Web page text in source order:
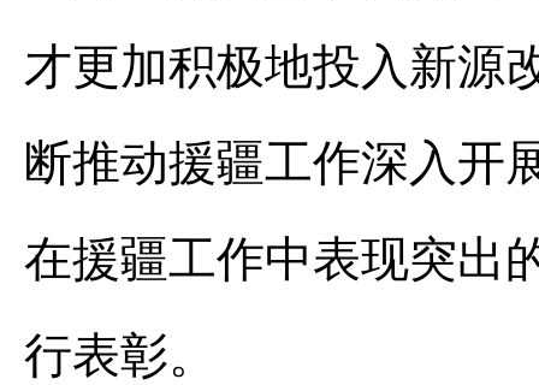
才更加积极地投入新源
断推动援疆工作深入开
在援疆工作中表现突出
行表彰。